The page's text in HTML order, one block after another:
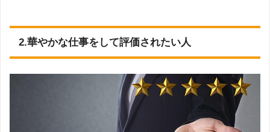
2.華やかな仕事をして評価されたい人